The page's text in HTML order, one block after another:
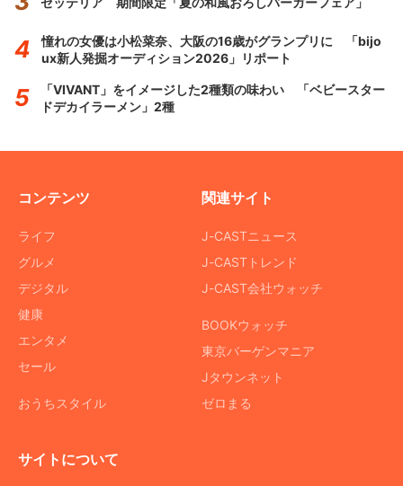
憧れの女優は小松菜奈、大阪の16歳がグランプリに 「bijo
ux新人発掘オーディション2026」リポート
「VIVANT」をイメージした2種類の味わい 「ベビースター
ドデカイラーメン」2種
コンテンツ
ライフ
グルメ
デジタル
健康
エンタメ
セール
おうちスタイル
関連サイト
J-CASTニュース
J-CASTトレンド
J-CAST会社ウォッチ
BOOKウォッチ
東京バーゲンマニア
Jタウンネット
ゼロまる
サイトについて